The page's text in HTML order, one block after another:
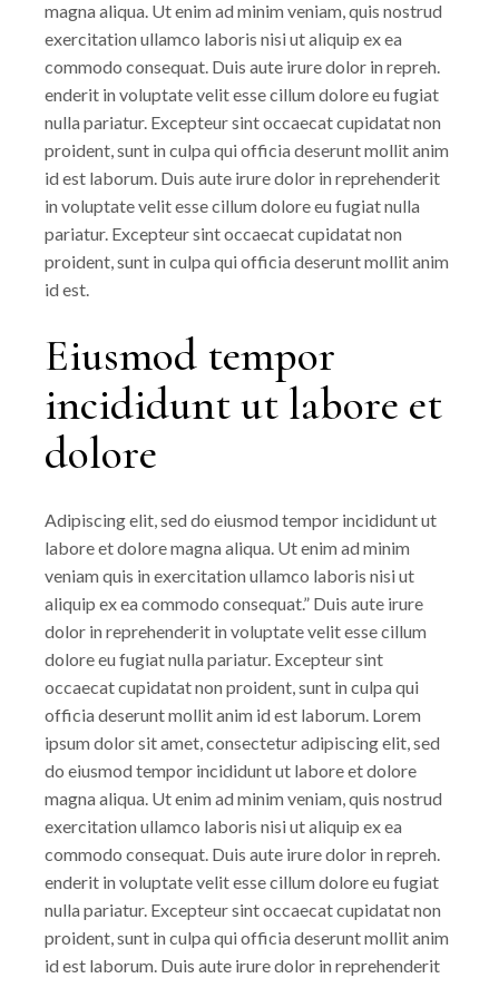
magna aliqua. Ut enim ad minim veniam, quis nostrud
exercitation ullamco laboris nisi ut aliquip ex ea
commodo consequat. Duis aute irure dolor in repreh.
enderit in voluptate velit esse cillum dolore eu fugiat
nulla pariatur. Excepteur sint occaecat cupidatat non
proident, sunt in culpa qui officia deserunt mollit anim
id est laborum. Duis aute irure dolor in reprehenderit
in voluptate velit esse cillum dolore eu fugiat nulla
pariatur. Excepteur sint occaecat cupidatat non
proident, sunt in culpa qui officia deserunt mollit anim
id est.
Eiusmod tempor
incididunt ut labore et
dolore
Adipiscing elit, sed do eiusmod tempor incididunt ut
labore et dolore magna aliqua. Ut enim ad minim
veniam quis in exercitation ullamco laboris nisi ut
aliquip ex ea commodo consequat.” Duis aute irure
dolor in reprehenderit in voluptate velit esse cillum
dolore eu fugiat nulla pariatur. Excepteur sint
occaecat cupidatat non proident, sunt in culpa qui
officia deserunt mollit anim id est laborum. Lorem
ipsum dolor sit amet, consectetur adipiscing elit, sed
do eiusmod tempor incididunt ut labore et dolore
magna aliqua. Ut enim ad minim veniam, quis nostrud
exercitation ullamco laboris nisi ut aliquip ex ea
commodo consequat. Duis aute irure dolor in repreh.
enderit in voluptate velit esse cillum dolore eu fugiat
nulla pariatur. Excepteur sint occaecat cupidatat non
proident, sunt in culpa qui officia deserunt mollit anim
id est laborum. Duis aute irure dolor in reprehenderit